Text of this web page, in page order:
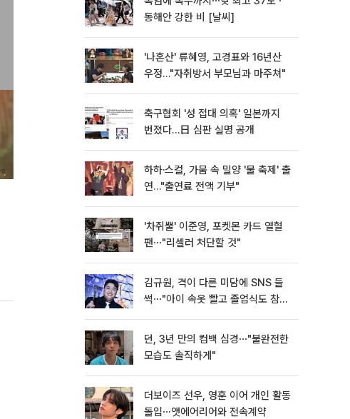
동해안 강한 비 [날씨]
'나혼산' 류혜영, 고경표와 16년산
우정…"자취방서 부모님과 마주쳐"
축구협회 '성 접대 의혹' 일본까지
번졌다…日 심판 실명 공개
하하·스컬, 가뭄 속 밀양 '물 축제' 출
연…"출연료 전액 기부"
'차쥐뿔' 이준영, 포켓몬 카드 열혈
팬⋯"리셀러 처단할 것"
김규원, 격이 다른 미담에 SNS 들
썩⋯"아이 속옷 빨고 졸업식도 참
던, 3년 만의 컴백 심경⋯"불완전한
모습도 솔직하게"
더보이즈 선우, 영훈 이어 개인 활동
돌입⋯앳에어리어와 전속계약